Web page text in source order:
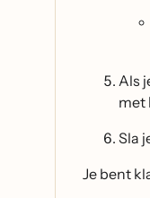
Als
met
Sla
Je bent